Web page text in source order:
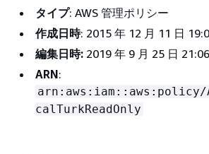
タイプ: AWS 管理ポリシー
作成日時: 2015 年 12 月 11 日
編集日時: 2019 年 9 月 25 日
ARN:
arn:aws:iam::aws:policy/
calTurkReadOnly